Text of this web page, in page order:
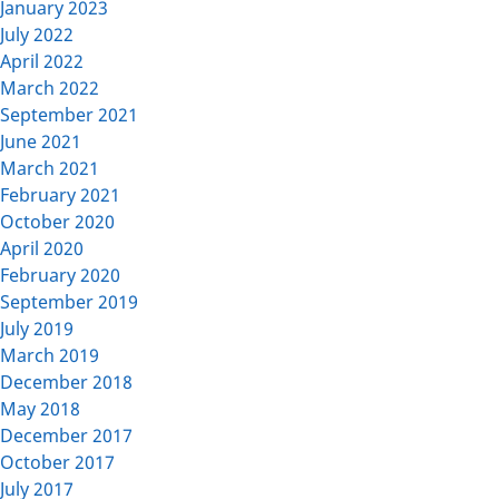
January 2023
July 2022
April 2022
March 2022
September 2021
June 2021
March 2021
February 2021
October 2020
April 2020
February 2020
September 2019
July 2019
March 2019
December 2018
May 2018
December 2017
October 2017
July 2017